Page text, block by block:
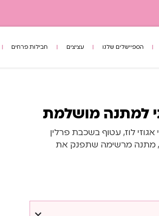
הספיישלים שלנו עציצים חבילות פרחים
למתנה מושלמת
אגוזי לוז, עטוף בשכבת פרלין
מתנה מרשימה שתפנק את